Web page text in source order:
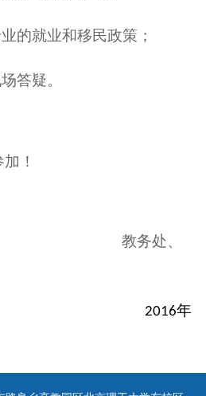
的就业和移民政策；
答疑。
！
教务处、
年